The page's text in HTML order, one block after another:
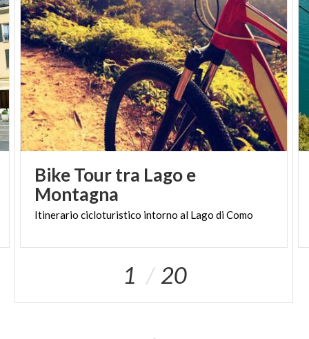
Bike Tour tra Lago e
Montagna
Itinerario cicloturistico intorno al Lago diComo
1 20